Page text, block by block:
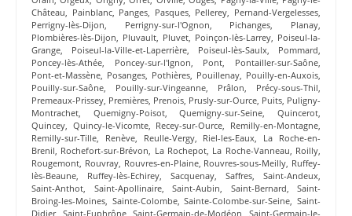
Château, Painblanc, Panges, Pasques, Pellerey, Pernand-Vergelesses,
Perrigny-lès-Dijon, Perrigny-sur-l'Ognon, Pichanges, Planay,
Plombières-lès-Dijon, Pluvault, Pluvet, Poinçon-lès-Larrey, Poiseul-la-
Grange, Poiseul-la-Ville-et-Laperrière, Poiseul-lès-Saulx, Pommard,
Poncey-lès-Athée, Poncey-sur-l'Ignon, Pont, Pontailler-sur-Saône,
Pont-et-Massène, Posanges, Pothières, Pouillenay, Pouilly-en-Auxois,
Pouilly-sur-Saône, Pouilly-sur-Vingeanne, Prâlon, Précy-sous-Thil,
Premeaux-Prissey, Premières, Prenois, Prusly-sur-Ource, Puits, Puligny-
Montrachet, Quemigny-Poisot,Quemigny-sur-Seine,Quincerot,
Quincey, Quincy-le-Vicomte, Recey-sur-Ource, Remilly-en-Montagne,
Remilly-sur-Tille, Renève, Reulle-Vergy, Riel-les-Eaux, La Roche-en-
Brenil, Rochefort-sur-Brévon, La Rochepot, La Roche-Vanneau, Roilly,
Rougemont, Rouvray, Rouvres-en-Plaine, Rouvres-sous-Meilly, Ruffey-
lès-Beaune, Ruffey-lès-Echirey, Sacquenay, Saffres, Saint-Andeux,
Saint-Anthot, Saint-Apollinaire, Saint-Aubin, Saint-Bernard, Saint-
Broing-les-Moines, Sainte-Colombe,Sainte-Colombe-sur-Seine,Saint-
Didier, Saint-Euphrône,Saint-Germain-de-Modéon,Saint-Germain-le-